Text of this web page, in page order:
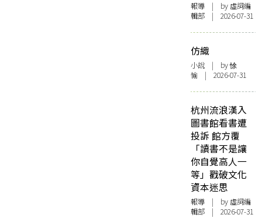
報導 | by 虛詞編
輯部 | 2026-07-31
仿織
小說 | by 悇
愉 | 2026-07-31
杭州流浪漢入
圖書館看書遭
投訴 館方覆
「讀書不是讓
你自覺高人一
等」戳破文化
資本迷思
報導 | by 虛詞編
輯部 | 2026-07-31